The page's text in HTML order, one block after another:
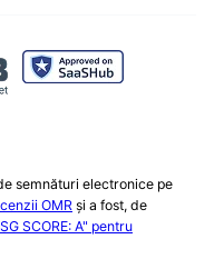
semnături electronice pe
OMRși a fost, de
SCORE: A" pentru